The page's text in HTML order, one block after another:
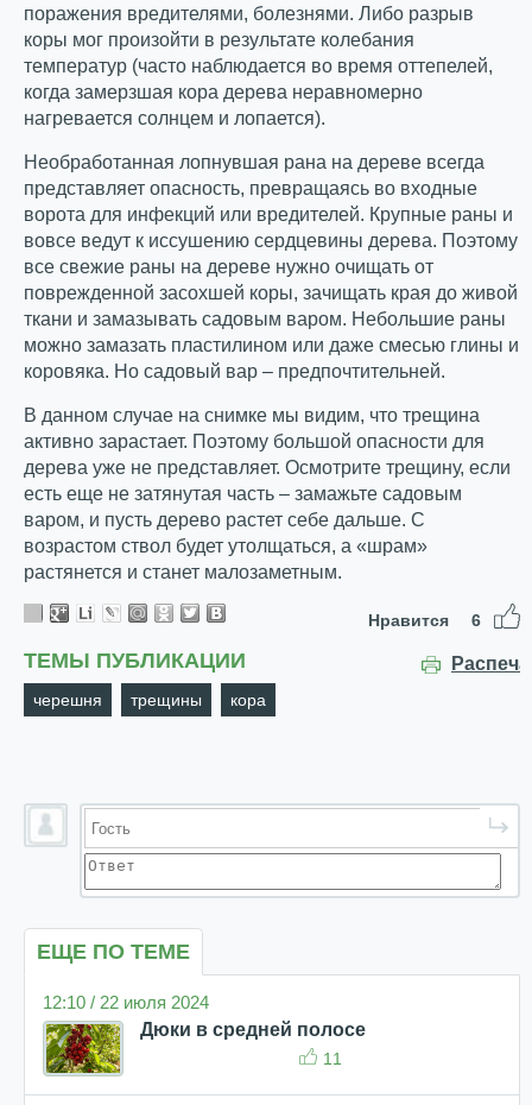
поражения вредителями, болезнями. Либо разрыв
коры мог произойти в результате колебания
температур (часто наблюдается во время оттепелей,
когда замерзшая кора дерева неравномерно
нагревается солнцем и лопается).
Необработанная лопнувшая рана на дереве всегда
представляет опасность, превращаясь во входные
ворота для инфекций или вредителей. Крупные раны и
вовсе ведут к иссушению сердцевины дерева. Поэтому
все свежие раны на дереве нужно очищать от
поврежденной засохшей коры, зачищать края до живой
ткани и замазывать садовым варом. Небольшие раны
можно замазать пластилином или даже смесью глины и
коровяка. Но садовый вар – предпочтительней.
В данном случае на снимке мы видим, что трещина
активно зарастает. Поэтому большой опасности для
дерева уже не представляет. Осмотрите трещину, если
есть еще не затянутая часть – замажьте садовым
варом, и пусть дерево растет себе дальше. С
возрастом ствол будет утолщаться, а «шрам»
растянется и станет малозаметным.
Нравится 6
ТЕМЫ ПУБЛИКАЦИИ
черешня трещины кора
ЕЩЕ ПО ТЕМЕ
12:10 / 22 июля 2024
Дюки в средней полосе
11